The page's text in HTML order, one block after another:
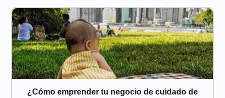
¿Cómo emprender tu negocio de cuidado de